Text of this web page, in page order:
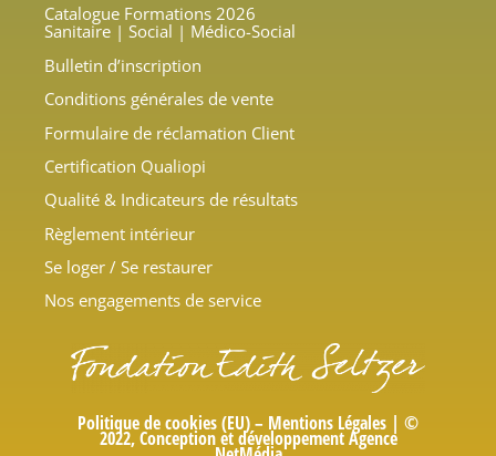
Catalogue Formations 2026
Sanitaire | Social | Médico-Social
Bulletin d’inscription
Conditions générales de vente
Formulaire de réclamation Client
Certification Qualiopi
Qualité & Indicateurs de résultats
Règlement intérieur
Se loger / Se restaurer
Nos engagements de service
Politique de cookies (EU)– Mentions Légales | ©
2022, Conception et développement Agence